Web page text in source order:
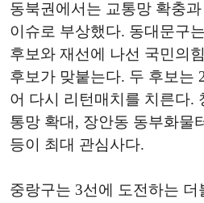
동북권에서는 교통망 확충
이슈로 부상했다. 동대문구
후보와 재선에 나선 국민의
후보가 맞붙는다. 두 후보는
어 다시 리턴매치를 치른다.
통망 확대, 장안동 동부화물
등이 최대 관심사다.
중랑구는 3선에 도전하는